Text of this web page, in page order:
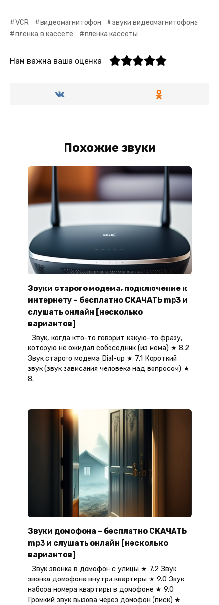
VCR видеомагнитофон
звуки видеомагнитофона
пленка в кассете
пленка кассеты
Нам важна ваша оценка
Похожие звуки
Звуки старого модема, подключение к
интернету – бесплатно СКАЧАТЬ mp3 и
слушать онлайн [несколько
вариантов]
Звук, когда кто-то говорит какую-то фразу,
которую не ожидал собеседник (из мема) ★ 8.2
Звук старого модема Dial-up ★ 7.1 Короткий
звук (звук зависания человека над вопросом) ★
8.
Звуки домофона – бесплатно СКАЧАТЬ
mp3 и слушать онлайн [несколько
вариантов]
Звук звонка в домофон с улицы ★ 7.2 Звук
звонка домофона внутри квартиры ★ 9.0 Звук
набора номера квартиры в домофоне ★ 9.0
Громкий звук вызова через домофон (писк) ★